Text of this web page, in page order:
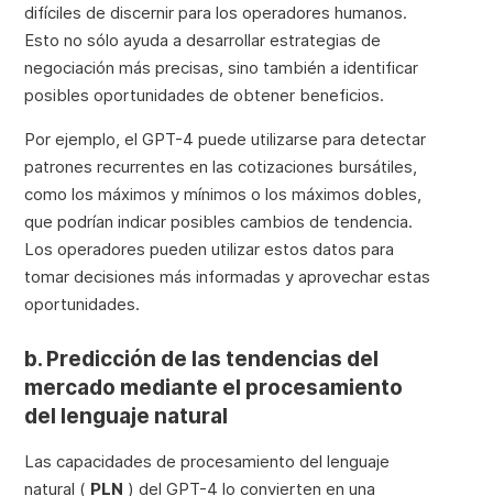
difíciles de discernir para los operadores humanos.
Esto no sólo ayuda a desarrollar estrategias de
negociación más precisas, sino también a identificar
posibles oportunidades de obtener beneficios.
Por ejemplo, el GPT-4 puede utilizarse para detectar
patrones recurrentes en las cotizaciones bursátiles,
como los máximosy mínimos o losmáximos dobles
que podrían indicar posibles cambios de tendencia.
Los operadores pueden utilizar estos datos para
tomar decisiones más informadas y aprovechar estas
oportunidades.
b. Predicción de las tendencias del
mercado mediante el procesamiento
del lenguaje natural
Las capacidades de procesamiento del lenguaje
natural ( PLN ) del GPT-4 lo convierten en una